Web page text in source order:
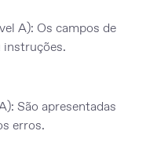
A): Os campos de
São apresentadas
erros.